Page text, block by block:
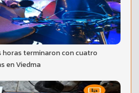
horas terminaron con cuatro
en Viedma